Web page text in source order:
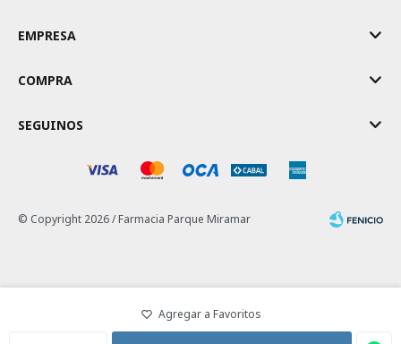
EMPRESA
COMPRA
SEGUINOS
© Copyright 2026 / Farmacia Parque Miramar
Fenicio